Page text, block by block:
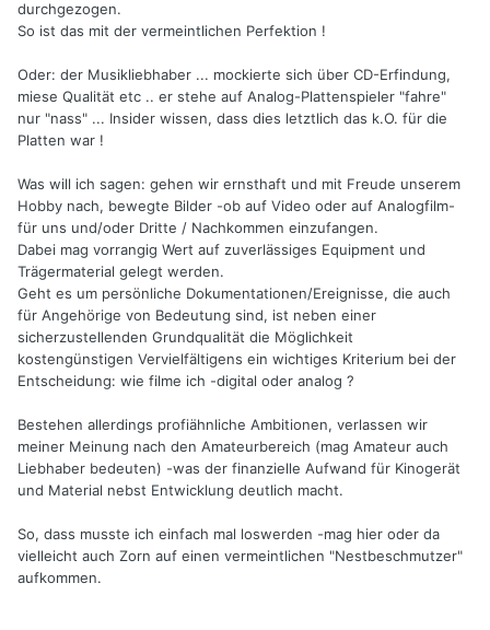
durchgezogen.
So ist das mit der vermeintlichen Perfektion !
Oder: der Musikliebhaber ... mockierte sich über CD-Erfindung,
miese Qualität etc .. er stehe auf Analog-Plattenspieler "fahre"
nur "nass" ... Insider wissen, dass dies letztlich das k.O. für die
Platten war !
Was will ich sagen: gehen wir ernsthaft und mit Freude unserem
Hobby nach, bewegte Bilder -ob auf Video oder auf Analogfilm-
für uns und/oder Dritte / Nachkommen einzufangen.
Dabei mag vorrangig Wert auf zuverlässiges Equipment und
Trägermaterial gelegt werden.
Geht es um persönliche Dokumentationen/Ereignisse, die auch
für Angehörige von Bedeutung sind, ist neben einer
sicherzustellenden Grundqualität die Möglichkeit
kostengünstigen Vervielfältigens ein wichtiges Kriterium bei der
Entscheidung: wie filme ich -digital oder analog ?
Bestehen allerdings profiähnliche Ambitionen, verlassen wir
meiner Meinung nach den Amateurbereich (mag Amateur auch
Liebhaber bedeuten) -was der finanzielle Aufwand für Kinogerät
und Material nebst Entwicklung deutlich macht.
So, dass musste ich einfach mal loswerden -mag hier oder da
vielleicht auch Zorn auf einen vermeintlichen "Nestbeschmutzer"
aufkommen.